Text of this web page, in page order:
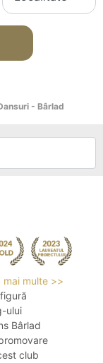
- Bârlad
mai multe >>
ului
Bârlad
club